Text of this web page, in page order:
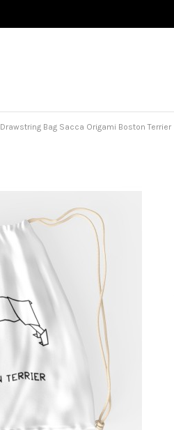
Drawstring Bag Sacca Origami Boston Terrier